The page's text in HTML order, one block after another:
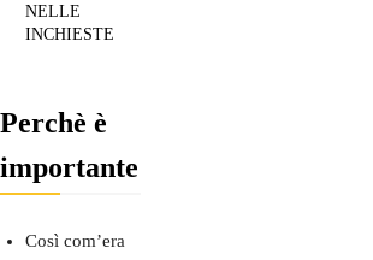
NELLE
INCHIESTE
Perchè è
importante
Così com’era